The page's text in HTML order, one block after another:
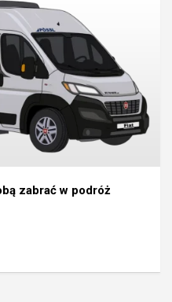
zabrać w podróż